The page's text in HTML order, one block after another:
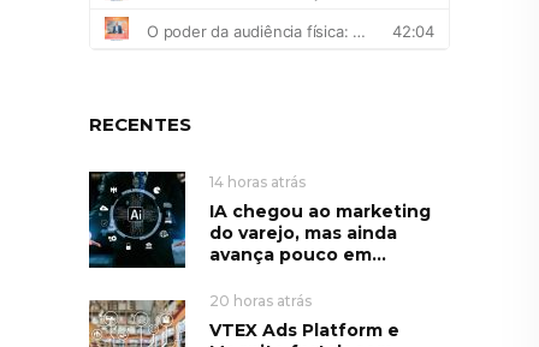
RECENTES
14 horas atrás
IA chegou ao marketing
do varejo, mas ainda
avança pouco em...
20 horas atrás
VTEX Ads Platform e